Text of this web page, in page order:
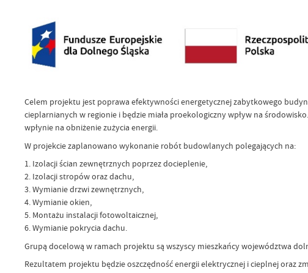
Celem projektu jest poprawa efektywności energetycznej zabytkowego
cieplarnianych w regionie i będzie miała proekologiczny wpływ na
wpłynie na obniżenie zużycia energii.
W projekcie zaplanowano wykonanie robót budowlanych polegających na:
1. Izolacji ścian zewnętrznych poprzez docieplenie,
2. Izolacji stropów oraz dachu,
3. Wymianie drzwi zewnętrznych,
4. Wymianie okien,
5. Montażu instalacji fotowoltaicznej,
6. Wymianie pokrycia dachu.
Grupą docelową w ramach projektu są wszyscy mieszkańcy województwa
Rezultatem projektu będzie oszczędność energii elektrycznej i cieplnej oraz